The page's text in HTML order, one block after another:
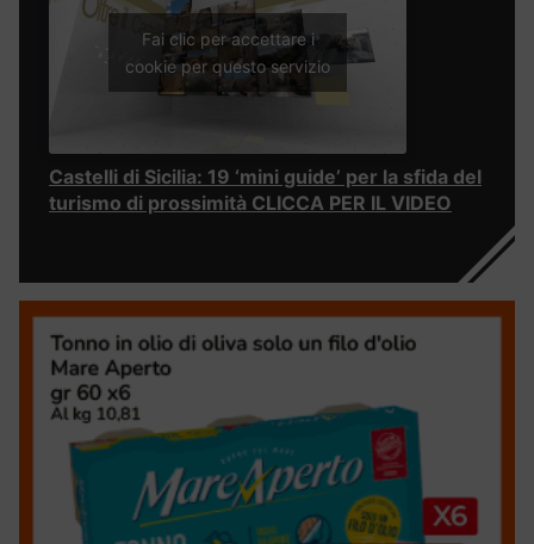
Fai clic per accettare i
cookie per questo servizio
Castelli di Sicilia: 19 ‘mini guide’ per la sfida del
turismo di prossimità CLICCA PER IL VIDEO